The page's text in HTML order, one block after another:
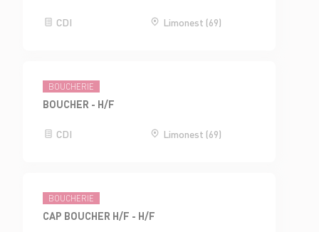
CDI Limonest (69)
BOUCHERIE
BOUCHER - H/F
CDI Limonest (69)
BOUCHERIE
CAP BOUCHER H/F - H/F